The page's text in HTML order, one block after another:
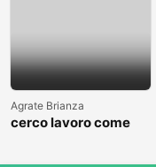
Agrate Brianza
cerco lavoro come